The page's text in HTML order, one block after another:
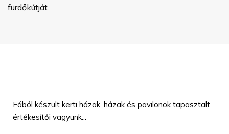
fürdőkútját.
Fából készült kerti házak, házak és pavilonok tapasztalt
értékesítői vagyunk...